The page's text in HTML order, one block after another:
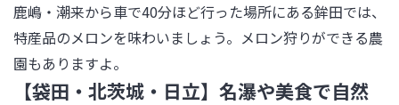
鹿嶋・潮来から車で40分ほど行った場所にある鉾田では、
特産品のメロンを味わいましょう。メロン狩りができる農
園もありますよ。
【袋田・北茨城・日立】名瀑や美食で自然